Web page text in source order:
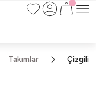
Fiyatları Görebilmek
Fiyatları Görebilmek
Takımlar Çizgili